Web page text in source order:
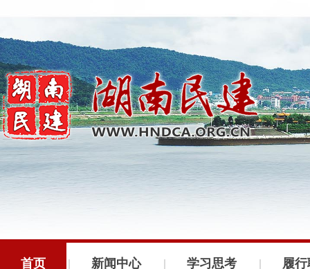
首页 新闻中心 学习思考 履
民建湖南省委会召开全省组织建设工作